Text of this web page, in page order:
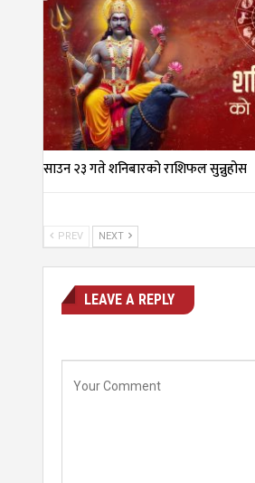
साउन २३ गते शनिबारको राशिफल सुन्नुहोस
PREV NEXT
LEAVE A REPLY